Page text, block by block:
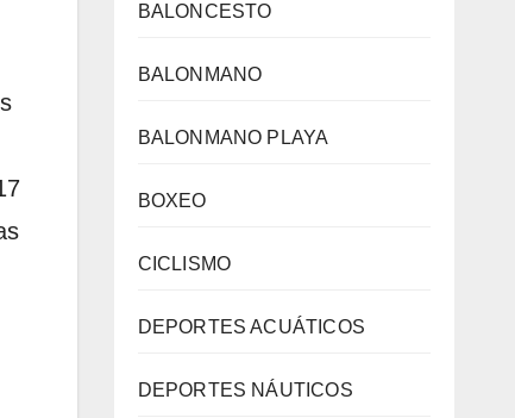
BALONCESTO
BALONMANO
BALONMANO PLAYA
BOXEO
CICLISMO
DEPORTES ACUÁTICOS
DEPORTES NÁUTICOS